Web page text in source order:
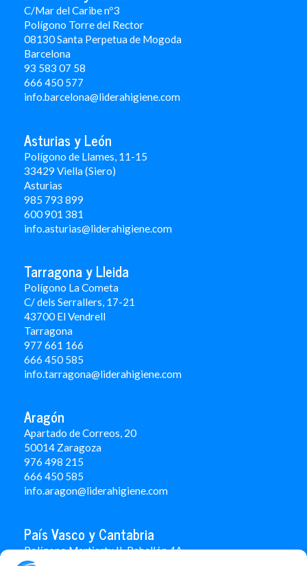
C/Mar del Caribe nº3
Polígono Torre del Rector
08130 Santa Perpetua de Mogoda
Barcelona
93 583 07 58
666 450 577
info.barcelona@liderahigiene.com
Asturias y León
Polígono de Llames, 11-15
33429 Viella (Siero)
Asturias
985 793 899
600 901 381
info.asturias@liderahigiene.com
Tarragona y Lleida
Polígono La Cometa
C/ dels Serrallers, 17-21
43700 El Vendrell
Tarragona
977 661 166
666 450 585
info.tarragona@liderahigiene.com
Aragón
Apartado de Correos, 20
50014 Zaragoza
976 498 215
666 450 585
info.aragon@liderahigiene.com
País Vasco y Cantabria
Polígono Martiartu II. Pabellón 4A